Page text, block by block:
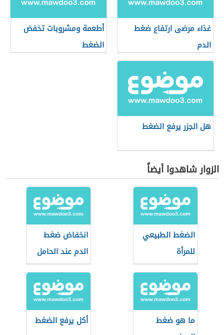
غذاء مرضى ارتفاع ضغط
الدم
أطعمة ومشروبات تخفض
الضغط
هل الجزر يرفع الضغط
الزوار شاهدوا أيضاً
الضغط الطبيعي
للمرأة
انخفاض ضغط
الدم عند الحامل
ما هو ضغط
أكل يرفع الضغط